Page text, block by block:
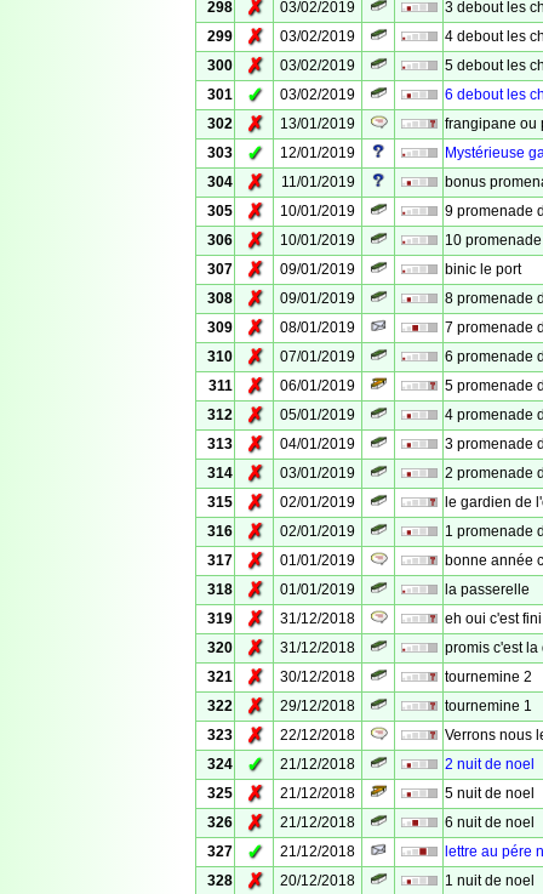
298 ✗ 03/02/2019
3 debout les
299
✗ 03/02/2019
4 debout les
300
✗ 03/02/2019
5 debout les
301
✓ 03/02/2019
6 debout les
302
✗ 13/01/2019
frangipane ou
303
✓ 12/01/2019
Mystérieuse
304
✗ 11/01/2019
bonus
305
✗ 10/01/2019
9 promenade
306
✗ 10/01/2019
10
307
✗ 09/01/2019
binic le port
308
✗ 09/01/2019
8 promenade
309
✗ 08/01/2019
7 promenade
310
✗ 07/01/2019
6 promenade
311
✗ 06/01/2019
5 promenade
312
✗ 05/01/2019
4 promenade
313
✗ 04/01/2019
3 promenade
314
✗ 03/01/2019
2 promenade
315
✗ 02/01/2019
le gardien de
316
✗ 02/01/2019
1 promenade
317
✗ 01/01/2019
bonne année
318
✗ 01/01/2019
la passerelle
319
✗ 31/12/2018
eh oui c'est fini
320
✗ 31/12/2018
promis c'est la
321
✗ 30/12/2018
tournemine 2
322
✗ 29/12/2018
tournemine 1
323
✗ 22/12/2018
Verrons nous
324
✓ 21/12/2018
2 nuit de noel
325
✗ 21/12/2018
5 nuit de noel
326
✗ 21/12/2018
6 nuit de noel
327
✓ 21/12/2018
lettre au pére
328
✗ 20/12/2018
1 nuit de noel